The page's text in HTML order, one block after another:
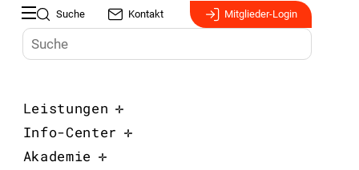
Suche Kontakt Mitglieder-Login
Leistungen
Info-Center
Akademie